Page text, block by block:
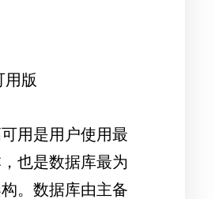
用版
用是用户使用最
也是数据库最为
。数据库由主备